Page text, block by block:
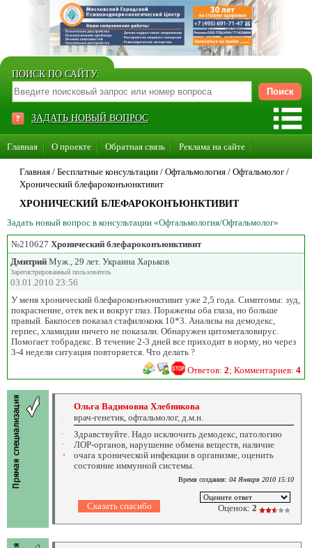
ПОИСК ПО САЙТУ:
ЗАДАТЬ НОВЫЙ ВОПРОС
Главная О проекте Обратная связь Реклама на сайте
Стать консультантом нашего сайта
Суперакция «Каждому врачу свой сайт»
Главная / Бесплатные консультации / Офтальмология / Офтальмолог /
Хронический блефароконъюнктивит
ХРОНИЧЕСКИЙ БЛЕФАРОКОНЪЮНКТИВИТ
Задать новый вопрос в консультации «Офтальмология/Офтальмолог»
№210627 Хронический блефароконъюнктивит
Дмитрий Муж., 29 лет. Украина Харьков
Зарегистрированный пользователь
03.01.2010 23:56
У меня хронический блефароконъюнктивит уже 2,5 года. Симптомы: зуд,
покраснение, отек век и вокруг глаз. Поражены оба глаза, но больше
правый. Бакпосев показал стафилококк 10*3. Анализы на демодекс,
герпес, хламидии ничего не показали. Обнаружен цитомегаловирус.
Помогает тобрадекс. В течение 2-3 дней все приходит в норму, но через
3-4 недели ситуация повторяется. Что делать ?
Ответов: 2; Комментариев: 4
Ольга Вадимовна Хлебникова
врач-генетик, офтальмолог, д.м.н.
Здравствуйте. Надо исключить демодекс, патологию
ЛОР-органов, нарушение обмена веществ, наличие
очага хронической инфекции в организме, оценить
состояние иммунной системы.
Время создания: 04 Января 2010 15:10
Оценок: 2